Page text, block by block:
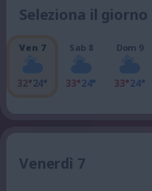
Seleziona il giorno
Ven 7
32°24°
Sab 8
33°24°
Dom 9
33°24°
Venerdì 7